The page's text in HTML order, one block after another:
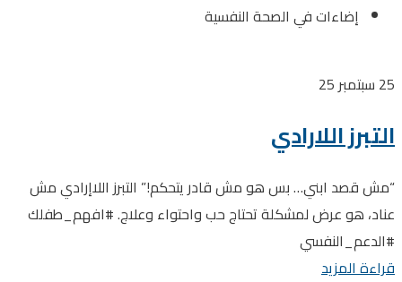
إضاءات في الصحة النفسية
25 سبتمبر 25
التبرز اللارادي
“مش قصد ابني… بس هو مش قادر يتحكم!” التبرز اللاإرادي مش
عناد، هو عرض لمشكلة تحتاج حب واحتواء وعلاج. #افهم_طفلك
#الدعم_النفسي
قراءة المزيد